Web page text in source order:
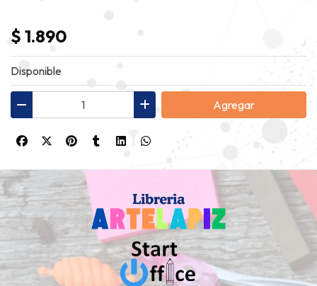
$ 1.890
Disponible
Agregar